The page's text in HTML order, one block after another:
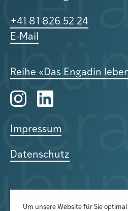
+41 81 826 52 24
E-Mail
Reihe «Das Engadin
Impressum
Datenschutz
Um unsere Website für Sie